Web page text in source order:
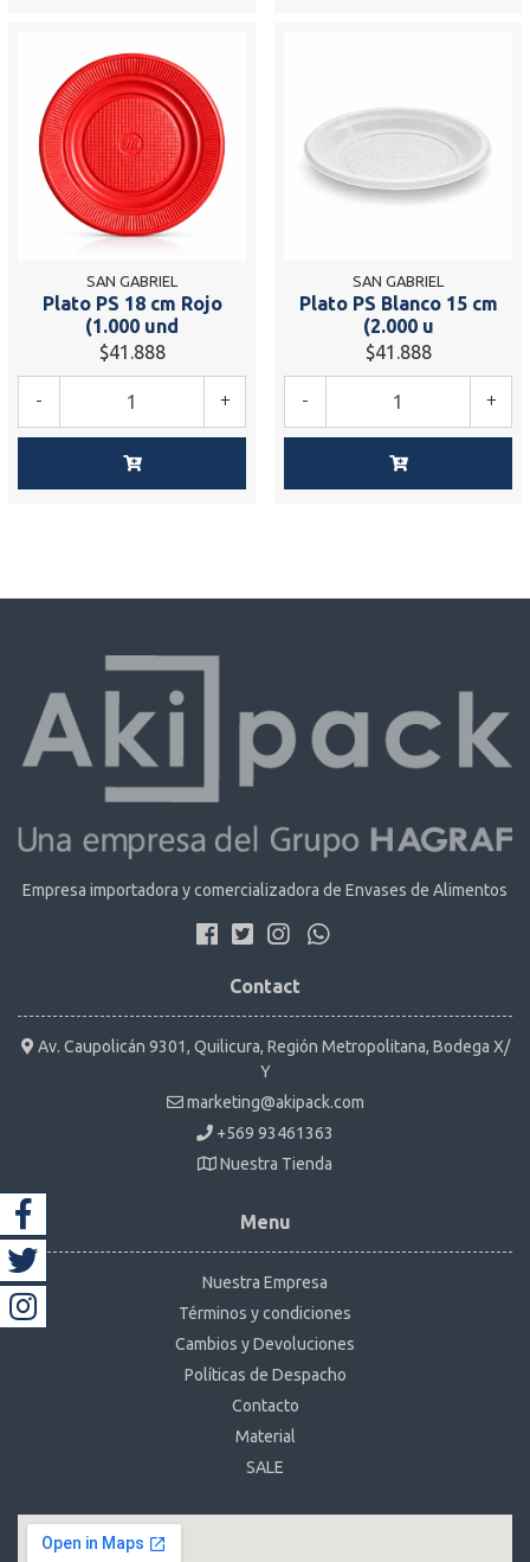
SAN GABRIEL
Plato PS 18 cm Rojo
(1.000 und
$41.888
+
-
SAN GABRIEL
Plato PS Blanco 15 cm
(2.000 u
$41.888
+
-
Empresa importadora y comercializadora de Envases de Alimentos
Contact
Av. Caupolicán 9301, Quilicura, Región Metropolitana, Bodega X/
Y
marketing@akipack.com
+569 93461363
Nuestra Tienda
Menu
Nuestra Empresa
Términos y condiciones
Cambios y Devoluciones
Políticas de Despacho
Contacto
Material
SALE